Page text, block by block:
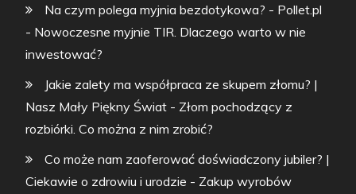
Na czym polega myjnia bezdotykowa? - Pollet.pl
- Nowoczesne myjnie TIR. Dlaczego warto w nie
inwestować?
Jakie zalety ma współpraca ze skupem złomu? |
Nasz Mały Piękny Świat - Złom pochodzący z
rozbiórki. Co można z nim zrobić?
Co może nam zaoferować doświadczony jubiler? |
Ciekawie o zdrowiu i urodzie - Zakup wyrobów